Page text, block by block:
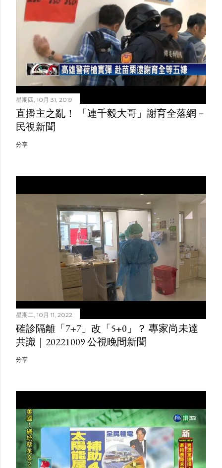
星期四, 10月 31, 2019
直播主之亂！ 「連千毅大哥」謝育全落網－
民視新聞
分享
星期二, 10月 11, 2022
確診隔離「7+7」改「5+0」？ 專家尚未達
共識｜20221009 公視晚間新聞
分享